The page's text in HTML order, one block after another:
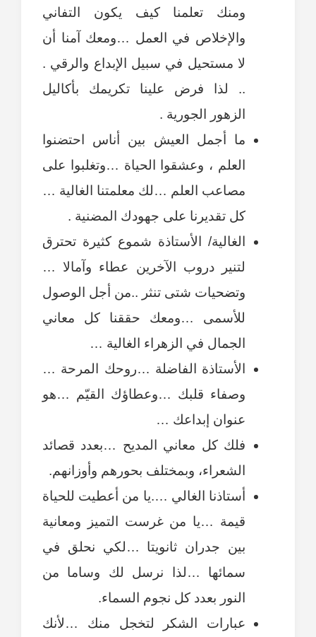
ومنك تعلمنا كيف يكون التفاني
والإخلاص في العمل …ومعك آمنا أن
لا مستحيل في سبيل الإبداع والرقي .
.. لذا فرض علينا تكريمك بأكاليل
الزهور الجورية .
ما أجمل العيش بين أناس احتضنوا
العلم ، وعشقوا الحياة …وتغلبوا على
مصاعب العلم …لك معلمتنا الغالية …
كل تقديرنا على جهودك المضنية .
الغالية/ الأستاذة شموع كثيرة تحترق
لتنير دروب الآخرين عطاء وآمالا …
وتضحيات شتى تنثر ..من أجل الوصول
للأسمى …ومعك حققنا كل معاني
الجمال في الزهراء الغالية …
الأستاذة الفاضلة …روحك المرحة …
وصفاء قلبك …وعطاؤك القيّم …هو
عنوان إبداعك …
فلك كل معاني المديح …بعدد قصائد
الشعراء، وبمختلف بحورهم وأوزانهم.
أستاذنا الغالي ….يا من أعطيت للحياة
قيمة …يا من غرست التميز ومعانية
بين جدران ثانويتا …لكي نحلق في
سمائها …لذا نرسل لك وساما من
النور بعدد كل نجوم السماء.
عبارات الشكر لتخجل منك …لأنك